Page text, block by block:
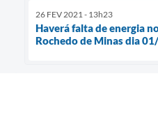
26 FEV 2021 - 13h23
Haverá falta de energia
Rochedo de Minas dia